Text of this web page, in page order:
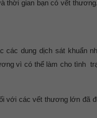
thời gian bạn có vết
các dung dịch sát khuẩn
vì có thể làm cho tình
với các vết thương lớn